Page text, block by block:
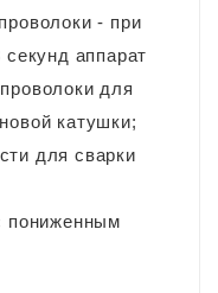
- при
секунд аппарат
для
катушки;
для сварки
пониженным